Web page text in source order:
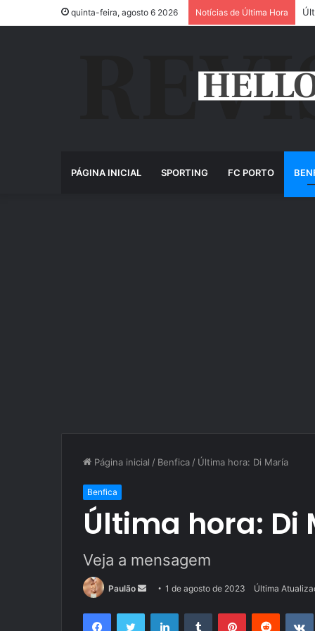
quinta-feira, agosto 6 2026 Notícias de Última Hora
PÁGINA INICIAL SPORTING FC PORTO
Página inicial / Benfica / Última hora: Di María
Benfica
Última hora: Di
Veja a mensagem
Paulão
Mande1 de agosto de 2023 Última
FacebookTwitter LinkedinTumblr PinterestReddit